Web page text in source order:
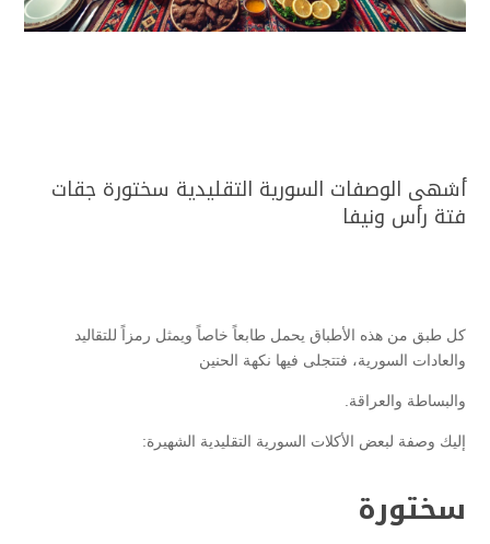
أشهى الوصفات السورية التقليدية سختورة جقات
فتة رأس ونيفا
كل طبق من هذه الأطباق يحمل طابعاً خاصاً ويمثل رمزاً للتقاليد
والعادات السورية، فتتجلى فيها نكهة الحنين
والبساطة والعراقة.
إليك وصفة لبعض الأكلات السورية التقليدية الشهيرة:
سختورة